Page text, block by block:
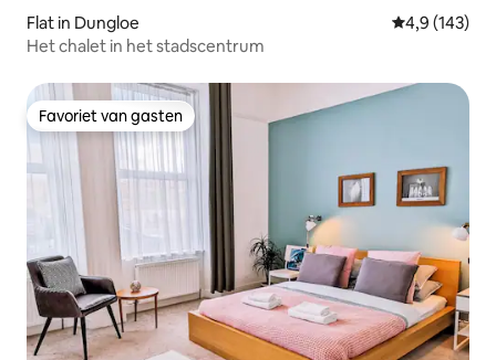
Flat in Dungloe Gemiddelde
4,9 (143)
Het chalet in het stadscentrum
Favoriet van gasten
Favoriet van gasten